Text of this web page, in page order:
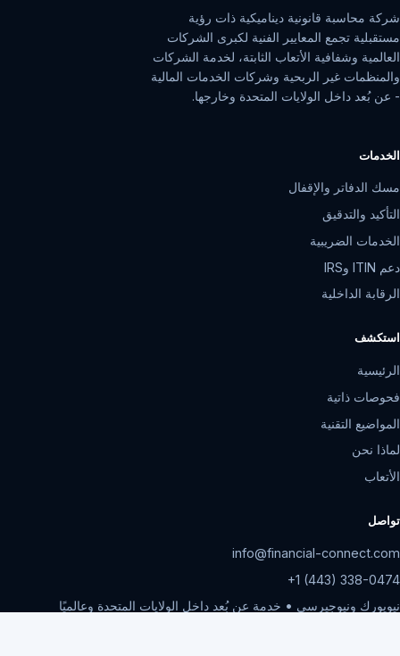
شركة محاسبة قانونية ديناميكية ذات رؤية
مستقبلية تجمع المعايير الفنية لكبرى الشركات
العالمية وشفافية الأتعاب الثابتة، لخدمة الشركات
والمنظمات غير الربحية وشركات الخدمات المالية
- عن بُعد داخل الولايات المتحدة وخارجها.
الخدمات
مسك الدفاتر والإقفال
التأكيد والتدقيق
الخدمات الضريبية
دعم ITIN وIRS
الرقابة الداخلية
استكشف
الرئيسية
فحوصات ذاتية
المواضيع التقنية
لماذا نحن
الأتعاب
تواصل
info@financial-connect.com
+1 (443) 338-0474
نيويورك ونيوجيرسي • خدمة عن بُعد داخل الولايات المتحدة وعالميًا